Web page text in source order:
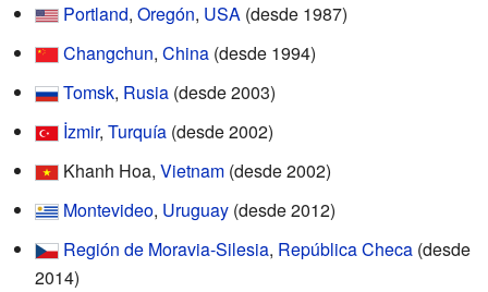
Portland, Oregón, USA (desde 1987)
Changchun, China (desde 1994)
Tomsk, Rusia (desde 2003)
İzmir, Turquía (desde 2002)
Khanh Hoa, Vietnam (desde 2002)
Montevideo, Uruguay (desde 2012)
Región de Moravia-Silesia, República Checa (desde
2014)